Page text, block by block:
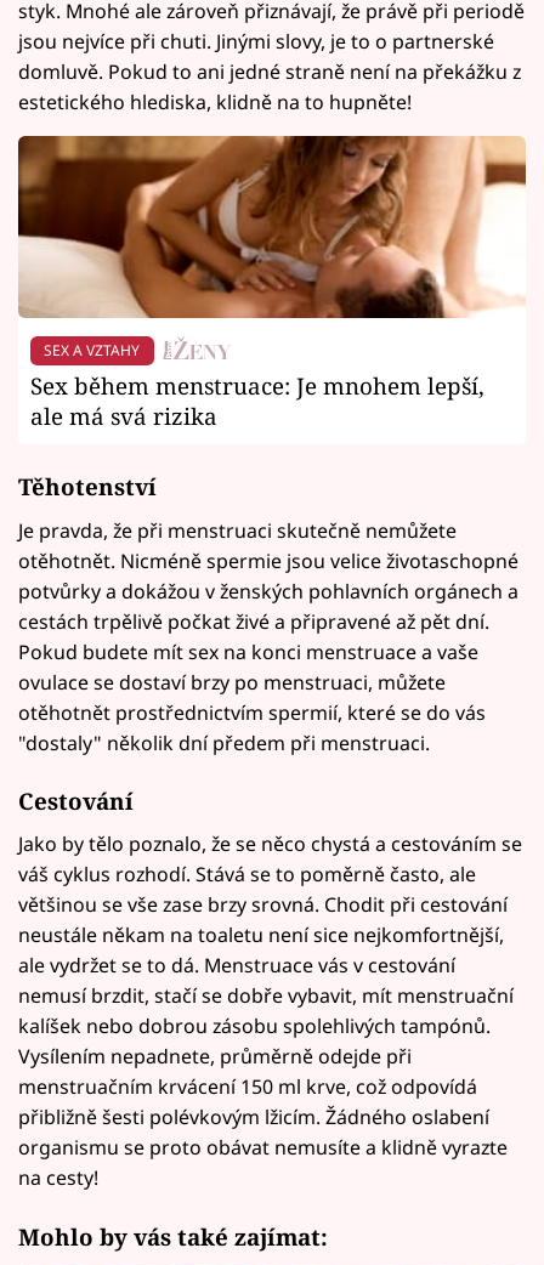
styk. Mnohé ale zároveň přiznávají, že právě při periodě
jsou nejvíce při chuti. Jinými slovy, je to o partnerské
domluvě. Pokud to ani jedné straně není na překážku z
estetického hlediska, klidně na to hupněte!
SEX A VZTAHY
Sex během menstruace: Je mnohem lepší,
ale má svá rizika
Těhotenství
Je pravda, že při menstruaci skutečně nemůžete
otěhotnět. Nicméně spermie jsou velice životaschopné
potvůrky a dokážou v ženských pohlavních orgánech a
cestách trpělivě počkat živé a připravené až pět dní.
Pokud budete mít sex na konci menstruace a vaše
ovulace se dostaví brzy po menstruaci, můžete
otěhotnět prostřednictvím spermií, které se do vás
"dostaly" několik dní předem při menstruaci.
Cestování
Jako by tělo poznalo, že se něco chystá a cestováním se
váš cyklus rozhodí. Stává se to poměrně často, ale
většinou se vše zase brzy srovná. Chodit při cestování
neustále někam na toaletu není sice nejkomfortnější,
ale vydržet se to dá. Menstruace vás v cestování
nemusí brzdit, stačí se dobře vybavit, mít menstruační
kalíšek nebo dobrou zásobu spolehlivých tampónů.
Vysílením nepadnete, průměrně odejde při
menstruačním krvácení 150 ml krve, což odpovídá
přibližně šesti polévkovým lžicím. Žádného oslabení
organismu se proto obávat nemusíte a klidně vyrazte
na cesty!
Mohlo by vás také zajímat: